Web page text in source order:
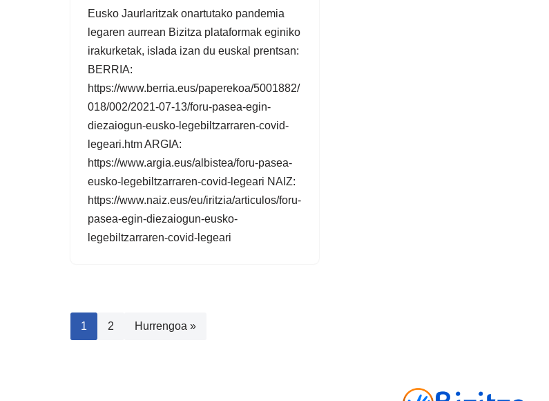
Eusko Jaurlaritzak onartutako pandemia
legaren aurrean Bizitza plataformak eginiko
irakurketak, islada izan du euskal prentsan:
BERRIA:
https://www.berria.eus/paperekoa/5001882/
018/002/2021-07-13/foru-pasea-egin-
diezaiogun-eusko-legebiltzarraren-covid-
legeari.htm ARGIA:
https://www.argia.eus/albistea/foru-pasea-
eusko-legebiltzarraren-covid-legeari NAIZ:
https://www.naiz.eus/eu/iritzia/articulos/foru-
pasea-egin-diezaiogun-eusko-
legebiltzarraren-covid-legeari
1 2 Hurrengoa »